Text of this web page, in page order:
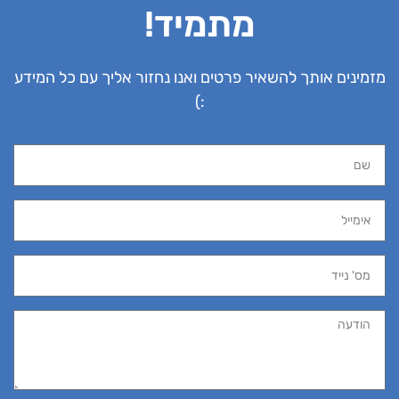
וקרובי משפחה שיהיו מעוניינים ברכישת הספר וגייסו
החברתיות על קיום הפרויקט שהמעגל הקרוב ירכוש
את הספר, ככה אנשים שיכנסו יראו שהקמפיין כבר
מדובר ב"הוכחה חברתית" שמסמלת לקהל הפוטנציאלי
שיש פה דבר ששווה להשקיע בו, והיא תעודד אנשים
נוספים לקחת חלק בפרויקט, במיוחד כשהוא עומד
להיחשף לקהל פוטנציאלי רחב.
התהליך של גיוס ומימון המונים לוקח זמן, והוא דורש
מתמיד!
מזמינים אותך להשאיר פרטים ואנו נחזור אליך עם כל המידע
:)